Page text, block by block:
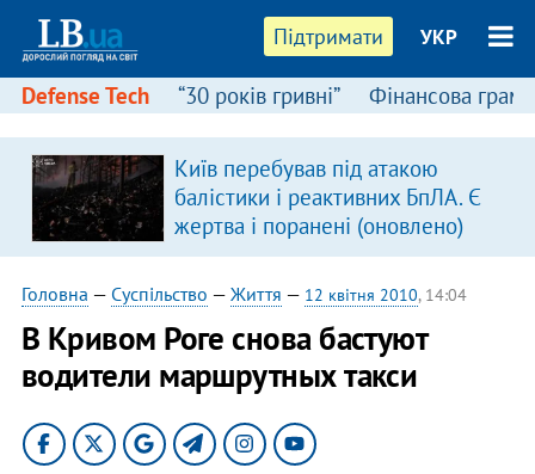
Підтримати УКР
Defense Tech “30 років гривні” Фінансова
Київ перебував під атакою
балістики і реактивних БпЛА. Є
жертва і поранені (оновлено)
Головна — Суспільство — Життя — 12 квітня 2010, 14:04
В Кривом Роге снова бастуют
водители маршрутных такси